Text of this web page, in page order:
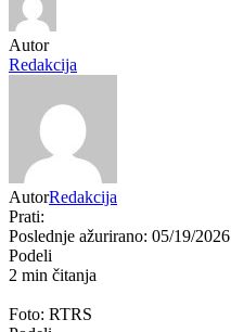
Autor
Redakcija
AutorRedakcija
Prati:
Poslednje ažurirano: 05/19/2026
Podeli
2 min čitanja
Foto: RTRS